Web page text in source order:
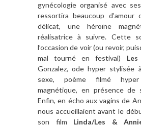
gynécologie organisé avec
ressortira beaucoup
délicat, une héroïne
réalisatrice à suivre. Cette
l’occasion de voir (ou revoir,
mal tourné en festival)
Gonzalez, ode hyper stylisée
sexe, poème filmé
magnétique, en présence de
Enfin, en écho aux vagins de
nous accueillaient avant le
son film Linda/Les &